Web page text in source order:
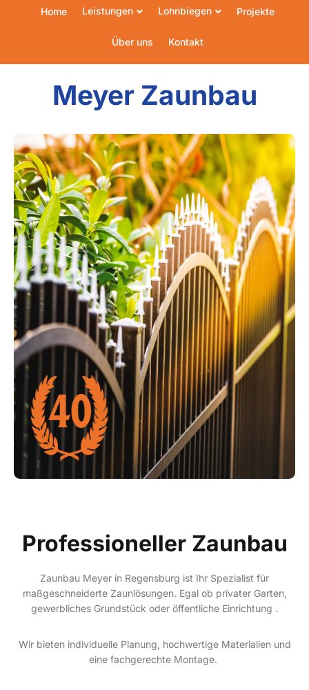
Home Leistungen Lohnbiegen Projekte
Über uns Kontakt
Meyer Zaunbau
Professioneller Zaunbau
Zaunbau Meyer in Regensburg ist Ihr Spezialist für
maßgeschneiderte Zaunlösungen. Egal ob privater Garten,
gewerbliches Grundstück oder öffentliche Einrichtung .
Wir bieten individuelle Planung, hochwertige Materialien und
eine fachgerechte Montage.